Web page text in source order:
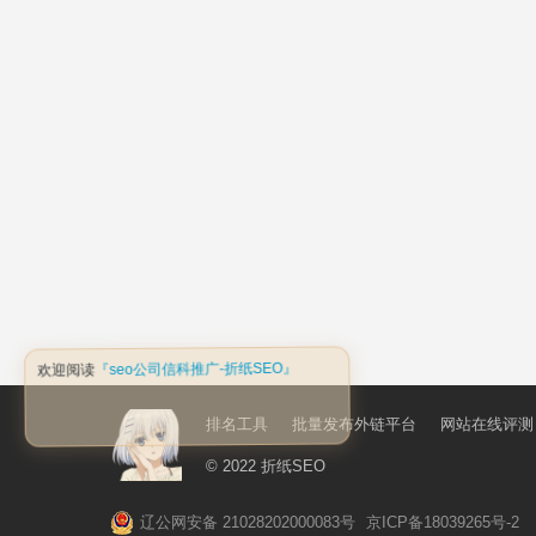
排名工具 批量发布外链平台 网站在线评测
© 2022 折纸SEO
辽公网安备 21028202000083号 京ICP备18039265号-2